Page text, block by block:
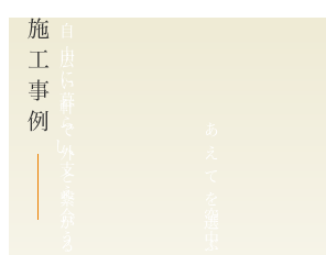
施工事例
広
い
軒
で
外
と
繋
が
る
あ
え
て
を
選
自
由
に
暮
ら
し、
支
え
合
う
空